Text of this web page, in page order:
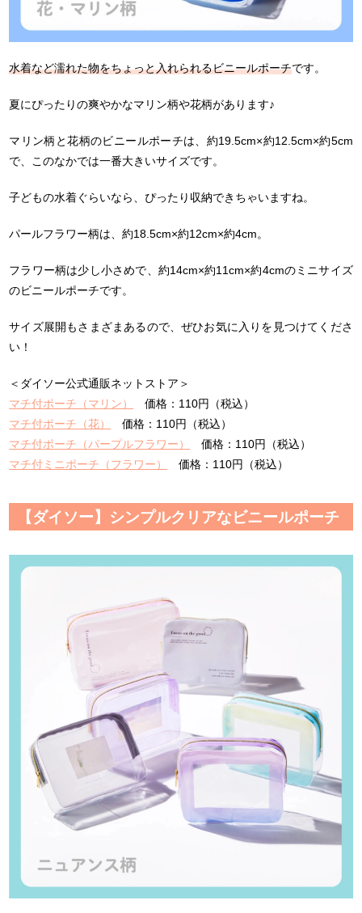
水着など濡れた物をちょっと入れられるビニールポーチです。
夏にぴったりの爽やかなマリン柄や花柄があります♪
マリン柄と花柄のビニールポーチは、約19.5cm×約12.5cm×約5cm
で、このなかでは一番大きいサイズです。
子どもの水着ぐらいなら、ぴったり収納できちゃいますね。
パールフラワー柄は、約18.5cm×約12cm×約4cm。
フラワー柄は少し小さめで、約14cm×約11cm×約4cmのミニサイズ
のビニールポーチです。
サイズ展開もさまざまあるので、ぜひお気に入りを見つけてくださ
い！
＜ダイソー公式通販ネットストア＞
マチ付ポーチ（マリン）
価格：110円（税込）
マチ付ポーチ（花）
価格：110円（税込）
マチ付ポーチ（パープルフラワー）
価格：110円（税込）
マチ付ミニポーチ（フラワー）
価格：110円（税込）
【ダイソー】シンプルクリアなビニールポーチ